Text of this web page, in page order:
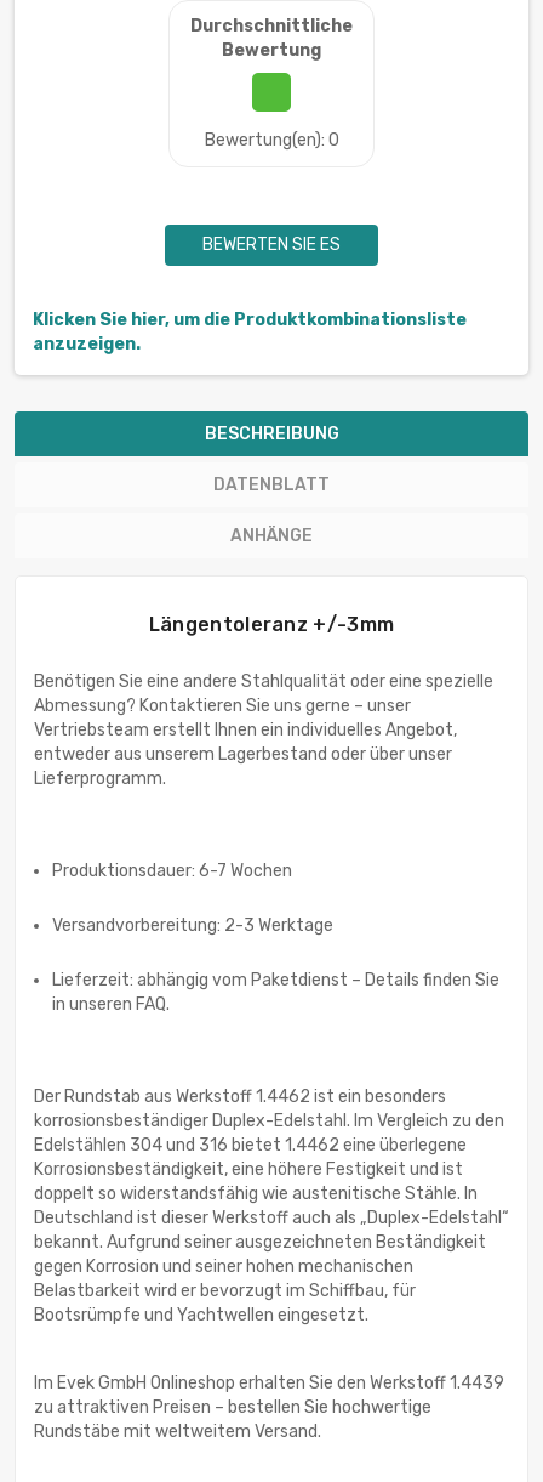
Durchschnittliche
Bewertung
Bewertung(en): 0
BEWERTEN SIE ES
Klicken Sie hier, um die Produktkombinationsliste
anzuzeigen.
BESCHREIBUNG
DATENBLATT
ANHÄNGE
Längentoleranz +/-3mm
Benötigen Sie eine andere Stahlqualität oder eine spezielle
Abmessung? Kontaktieren Sie uns gerne – unser
Vertriebsteam erstellt Ihnen ein individuelles Angebot,
entweder aus unserem Lagerbestand oder über unser
Lieferprogramm.
Produktionsdauer: 6-7 Wochen
Versandvorbereitung: 2-3 Werktage
Lieferzeit: abhängig vom Paketdienst – Details finden Sie
in unseren FAQ.
Der Rundstab aus Werkstoff 1.4462 ist ein besonders
korrosionsbeständiger Duplex-Edelstahl. Im Vergleich zu den
Edelstählen 304 und 316 bietet 1.4462 eine überlegene
Korrosionsbeständigkeit, eine höhere Festigkeit und ist
doppelt so widerstandsfähig wie austenitische Stähle. In
Deutschland ist dieser Werkstoff auch als „Duplex-Edelstahl“
bekannt. Aufgrund seiner ausgezeichneten Beständigkeit
gegen Korrosion und seiner hohen mechanischen
Belastbarkeit wird er bevorzugt im Schiffbau, für
Bootsrümpfe und Yachtwellen eingesetzt.
Im Evek GmbH Onlineshop erhalten Sie den Werkstoff 1.4439
zu attraktiven Preisen – bestellen Sie hochwertige
Rundstäbe mit weltweitem Versand.